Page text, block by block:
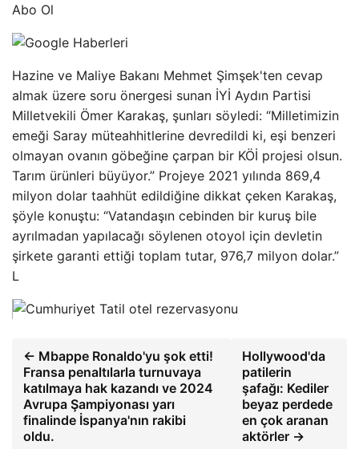
Abo Ol
Hazine ve Maliye Bakanı Mehmet Şimşek'ten cevap
almak üzere soru önergesi sunan İYİ Aydın Partisi
Milletvekili Ömer Karakaş, şunları söyledi: “Milletimizin
emeği Saray müteahhitlerine devredildi ki, eşi benzeri
olmayan ovanın göbeğine çarpan bir KÖİ projesi olsun.
Tarım ürünleri büyüyor.” Projeye 2021 yılında 869,4
milyon dolar taahhüt edildiğine dikkat çeken Karakaş,
şöyle konuştu: “Vatandaşın cebinden bir kuruş bile
ayrılmadan yapılacağı söylenen otoyol için devletin
şirkete garanti ettiği toplam tutar, 976,7 milyon dolar.”
L
← Mbappe Ronaldo'yu şok etti!
Fransa penaltılarla turnuvaya
katılmaya hak kazandı ve 2024
Avrupa Şampiyonası yarı
finalinde İspanya'nın rakibi
oldu.
Hollywood'da
patilerin
şafağı: Kediler
beyaz perdede
en çok aranan
aktörler →